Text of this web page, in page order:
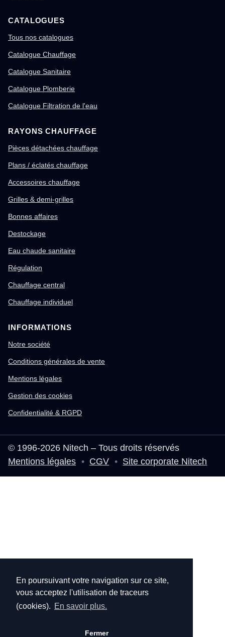
En poursuivant votre navigation sur ce site,
vous acceptez l'utilisation de traceurs
(cookies). En savoir plus.
Fermer
CATALOGUES
Tous nos catalogues
Catalogue Chauffage
Catalogue Sanitaire
Catalogue Plomberie
Catalogue Filtration de l'eau
RAYONS CHAUFFAGE
Pièces détachées chauffage
Plans / éclatés chauffage
Accessoires chauffage
Grilles & demi-grilles
Bonnes affaires
Destockage
Eau chaude sanitaire
Régulation
Chauffage central
Chauffage individuel
INFORMATIONS
Notre société
Conditions générales de vente
Mentions légales
Gestion des cookies
Confidentialité & RGPD
© 1996-2026 Nitech – Tous droits réservés
Mentions légales • CGV • Site corporate Nitech